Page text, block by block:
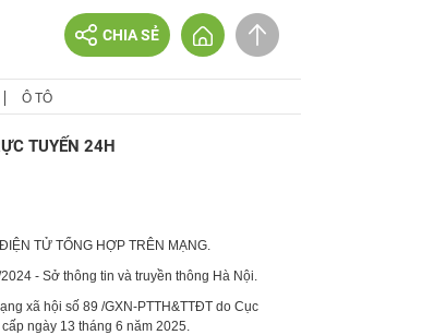
CHIA SẺ
Ô TÔ
TUYẾN 24H
TỬ TỔNG HỢP TRÊN MẠNG.
- Sở thông tin và truyền thông Hà Nội.
xã hội số 89 /GXN-PTTH&TTĐT do Cục
ngày 13 tháng 6 năm 2025.